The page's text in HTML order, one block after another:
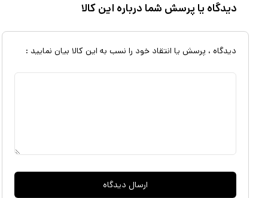
دیدگاه یا پرسش شما درباره این کالا
دیدگاه ، پرسش یا انتقاد خود را نسب به این کالا بیان نمایید :
ارسال دیدگاه